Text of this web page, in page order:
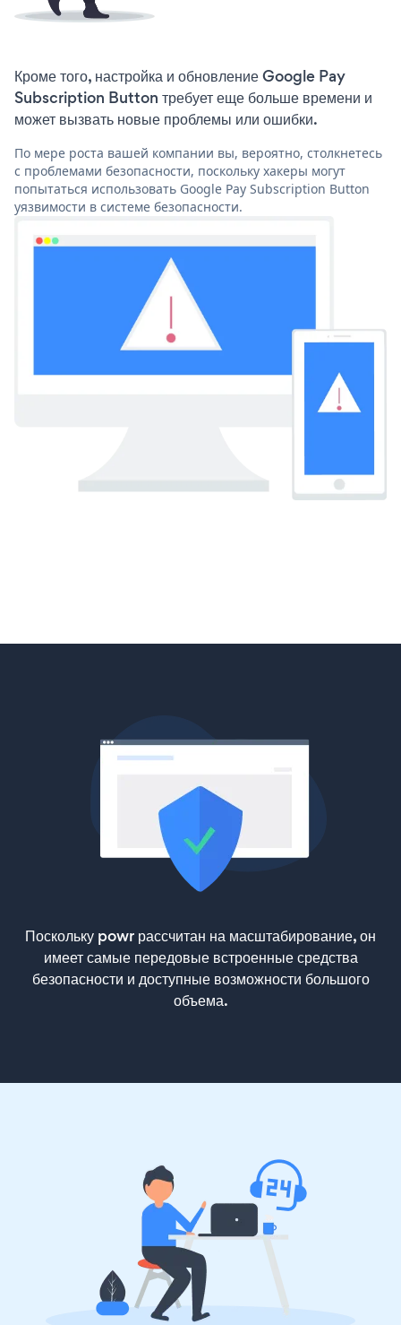
Кроме того, настройка и обновление Google Pay
Subscription Button требует еще больше времени и
может вызвать новые проблемы или ошибки.
По мере роста вашей компании вы, вероятно, столкнетесь
с проблемами безопасности, поскольку хакеры могут
попытаться использовать Google Pay Subscription Button
уязвимости в системе безопасности.
Поскольку powr рассчитан на масштабирование, он
имеет самые передовые встроенные средства
безопасности и доступные возможности большого
объема.